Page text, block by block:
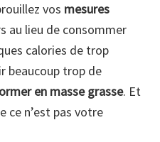
vos mesures
au lieu de consommer
calories de trop
beaucoup trop de
en masse grasse. Et
ce n’est pas votre